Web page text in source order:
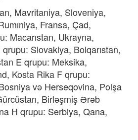
Mavritaniya, Sloveniya,
Fransa, Çad,
Macarıstan, Ukrayna,
Slovakiya, Bolqarıstan,
E qrupu: Meksika,
Kosta Rika F qrupu:
və Herseqovina, Polşa
Birləşmiş Ərəb
H qrupu: Serbiya, Qana,